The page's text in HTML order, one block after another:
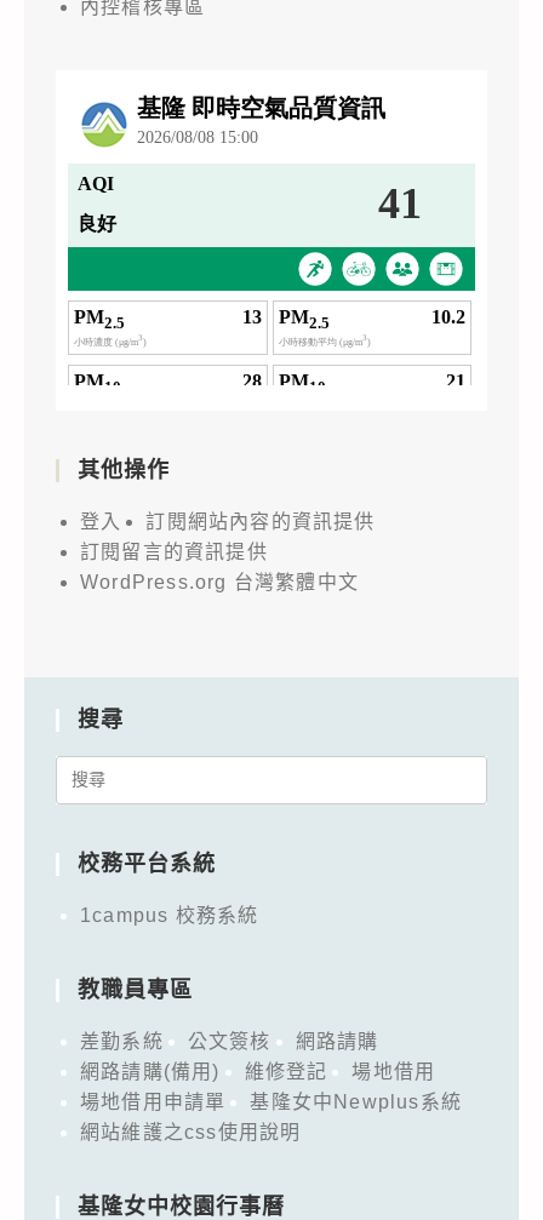
內控稽核專區
其他操作
登入
訂閱網站內容的資訊提供
訂閱留言的資訊提供
WordPress.org 台灣繁體中文
搜尋
Search
校務平台系統
1campus 校務系統
教職員專區
差勤系統 公文簽核
網路請購
網路請購(備用)
維修登記
場地借用
場地借用申請單
基隆女中Newplus系統
網站維護之css使用說明
基隆女中校園行事曆